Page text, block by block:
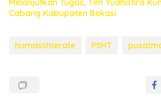
Melanjutkan Tugas, Tim Yudhistira
Cabang Kabupaten Bekasi
humasshterate PSHT